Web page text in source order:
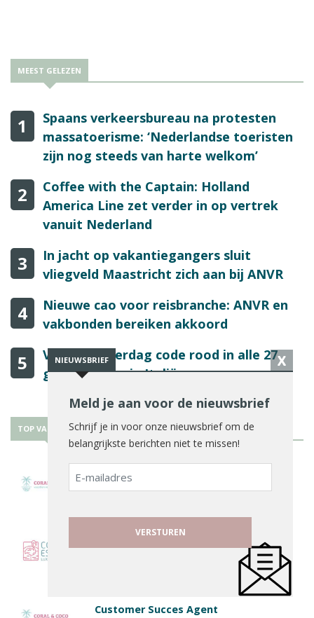
MEEST GELEZEN
1
Spaans verkeersbureau na protesten
massatoerisme: ‘Nederlandse toeristen
zijn nog steeds van harte welkom’
2
Coffee with the Captain: Holland
America Line zet verder in op vertrek
vanuit Nederland
3
In jacht op vakantiegangers sluit
vliegveld Maastricht zich aan bij ANVR
4
Nieuwe cao voor reisbranche: ANVR en
vakbonden bereiken akkoord
5
Vanaf donderdag code rood in alle 27
grote steden in Italië
TOP VACATURES
Maintenance Technician
Customer Succes Agent
NIEUWSBRIEF X
Meld je aan voor de nieuwsbrief
Schrijf je in voor onze nieuwsbrief om de
belangrijkste berichten niet te missen!
E-
mailadres